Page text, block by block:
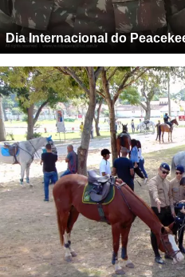
Dia Internacional do